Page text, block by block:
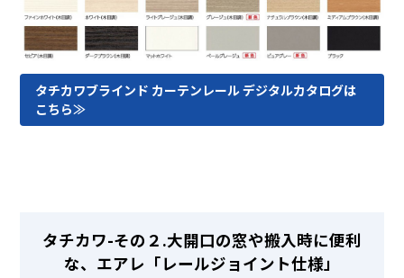
タチカワブラインド カーテンレール デジタルカタログは
こちら≫
タチカワ-その２.大開口の窓や搬入時に便利
な、エアレ「レールジョイント仕様」